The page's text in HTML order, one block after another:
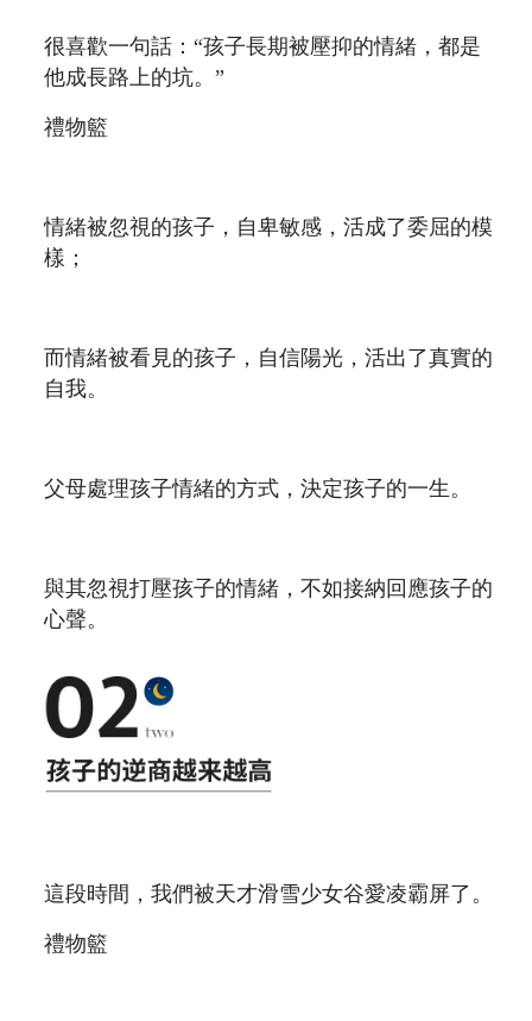
很喜歡一句話：“孩子長期被壓抑的情緒，都是
他成長路上的坑。”
禮物籃
情緒被忽視的孩子，自卑敏感，活成了委屈的模
樣；
而情緒被看見的孩子，自信陽光，活出了真實的
自我。
父母處理孩子情緒的方式，決定孩子的一生。
與其忽視打壓孩子的情緒，不如接納回應孩子的
心聲。
這段時間，我們被天才滑雪少女谷愛凌霸屏了。
禮物籃